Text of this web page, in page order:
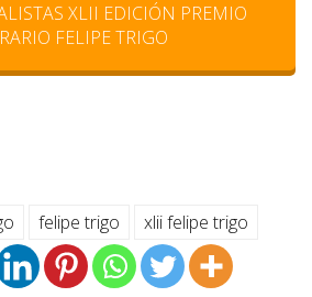
XLII EDICIÓN PREMIO
FELIPE TRIGO
felipe trigo xlii felipe trigo